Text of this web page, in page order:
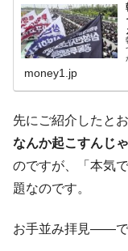
money1.jp
先にご紹介したと
なんか起こすんじ
のですが、「本気
題なのです。
お手並み拝見――で